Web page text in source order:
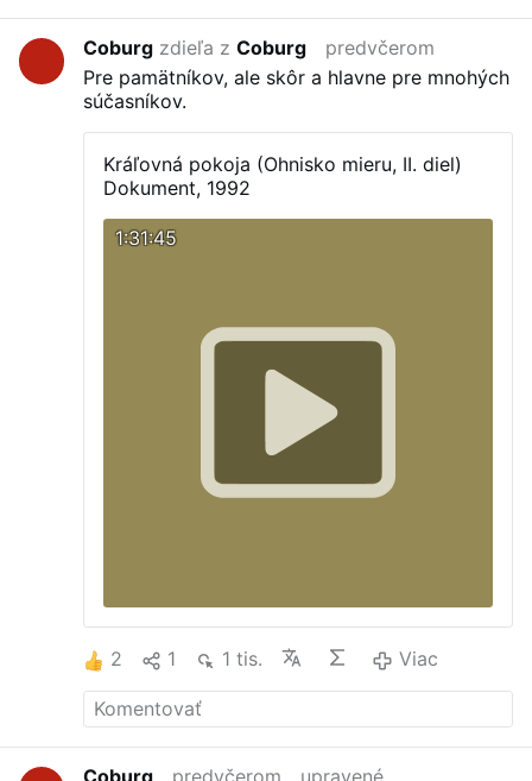
Coburg zdieľa zCoburg
predvčerom
Pre pamätníkov, ale skôr a hlavne pre mnohých
súčasníkov.
Kráľovná pokoja (Ohnisko mieru, II. diel)
Dokument, 1992
1:31:45
2 1 1 tis. Viac
Coburg predvčerom
upravené